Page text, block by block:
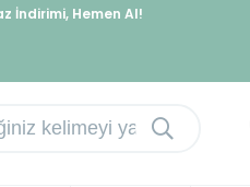
İndirimi, Hemen Al!